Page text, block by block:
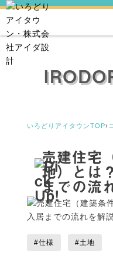
いろどりアイタウンTOP›
売建住宅
地）とは
までの流
#仕様 #土地